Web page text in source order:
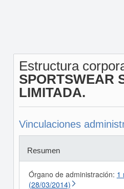
Estructura
SPORTSWEAR
LIMITADA.
Vinculaciones
Resumen
Órgano de administración: 1
(28/03/2014)